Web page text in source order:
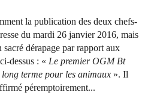
la publication des deux chefs-
du mardi 26 janvier 2016, mais
dérapage par rapport aux
dessus : « Le premier OGM Bt
terme pour les animaux ». Il
péremptoirement...